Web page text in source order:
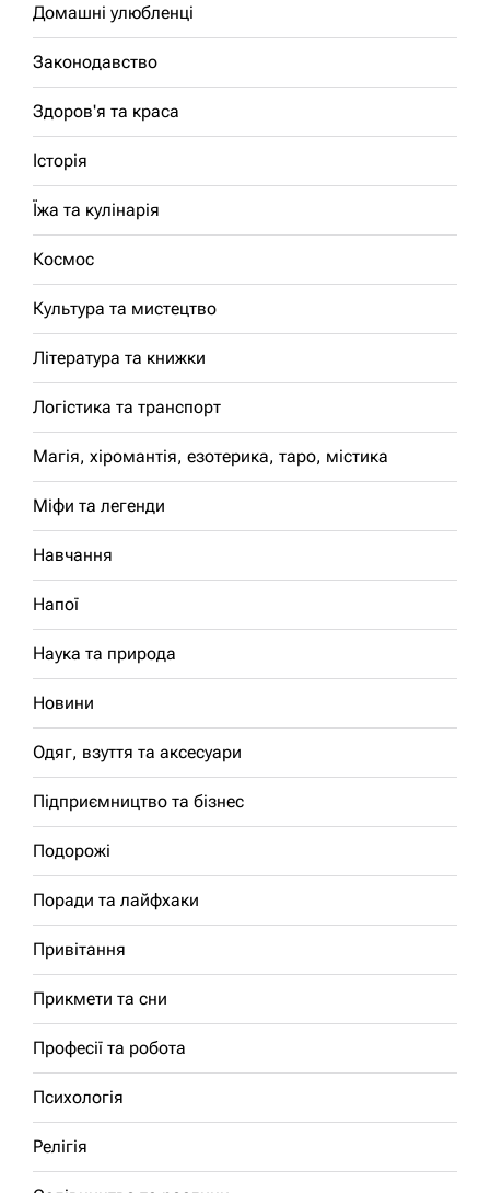
Домашні улюбленці
Законодавство
Здоров'я та краса
Історія
Їжа та кулінарія
Космос
Культура та мистецтво
Література та книжки
Логістика та транспорт
Магія, хіромантія, езотерика, таро, містика
Міфи та легенди
Навчання
Напої
Наука та природа
Новини
Одяг, взуття та аксесуари
Підприємництво та бізнес
Подорожі
Поради та лайфхаки
Привітання
Прикмети та сни
Професії та робота
Психологія
Релігія